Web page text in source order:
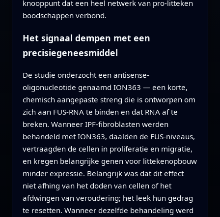
knooppunt dat een heel netwerk van pro-litteken
boodschappen verbond.
Het signaal dempen met een
precisiegeneesmiddel
De studie onderzocht een antisense-
oligonucleotide genaamd ION363 — een korte,
chemisch aangepaste streng die is ontworpen om
zich aan FUS-RNA te binden en dat RNA af te
breken. Wanneer IPF-fibroblasten werden
behandeld met ION363, daalden de FUS-niveaus,
vertraagden de cellen in proliferatie en migratie,
en kregen belangrijke genen voor littekenopbouw
minder expressie. Belangrijk was dat dit effect
niet afhing van het doden van cellen of het
afdwingen van veroudering; het leek hun gedrag
te resetten. Wanneer dezelfde behandeling werd